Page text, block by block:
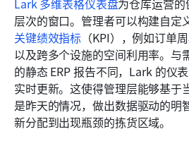
Lark 多维表格仪表盘为仓库运营
层次的窗口。管理者可以构建自定
关键绩效指标 （KPI），例如订单
以及跨多个设施的空间利用率。与
的静态 ERP 报告不同，Lark 的仪
实时更新。这使得管理层能够基于
是昨天的情况，做出数据驱动的明
新分配到出现瓶颈的拣货区域。